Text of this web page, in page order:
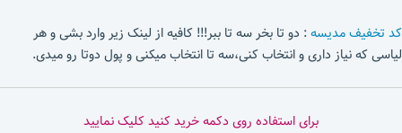
کد تخفیف مدیسه: دو تا بخر سه تا ببر!!! کافیه از لینک زیر وارد بشی و هر
لیاسی که نیاز داری و انتخاب کنی،سه تا انتخاب میکنی و پول دوتا رو میدی.
برای استفاده روی دکمه خرید کنید کلیک نمایید